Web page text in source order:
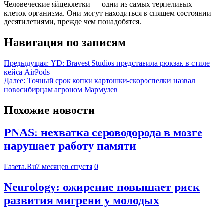
Человеческие яйцеклетки — одни из самых терпеливых
клеток организма. Они могут находиться в спящем состоянии
десятилетиями, прежде чем понадобятся.
Навигация по записям
Предыдущая: YD: Bravest Studios представила рюкзак в стиле
кейса AirPods
Далее: Точный срок копки картошки-скороспелки назвал
новосибирцам агроном Мармулев
Похожие новости
PNAS: нехватка сероводорода в мозге
нарушает работу памяти
Газета.Ru7 месяцев спустя 0
Neurology: ожирение повышает риск
развития мигрени у молодых